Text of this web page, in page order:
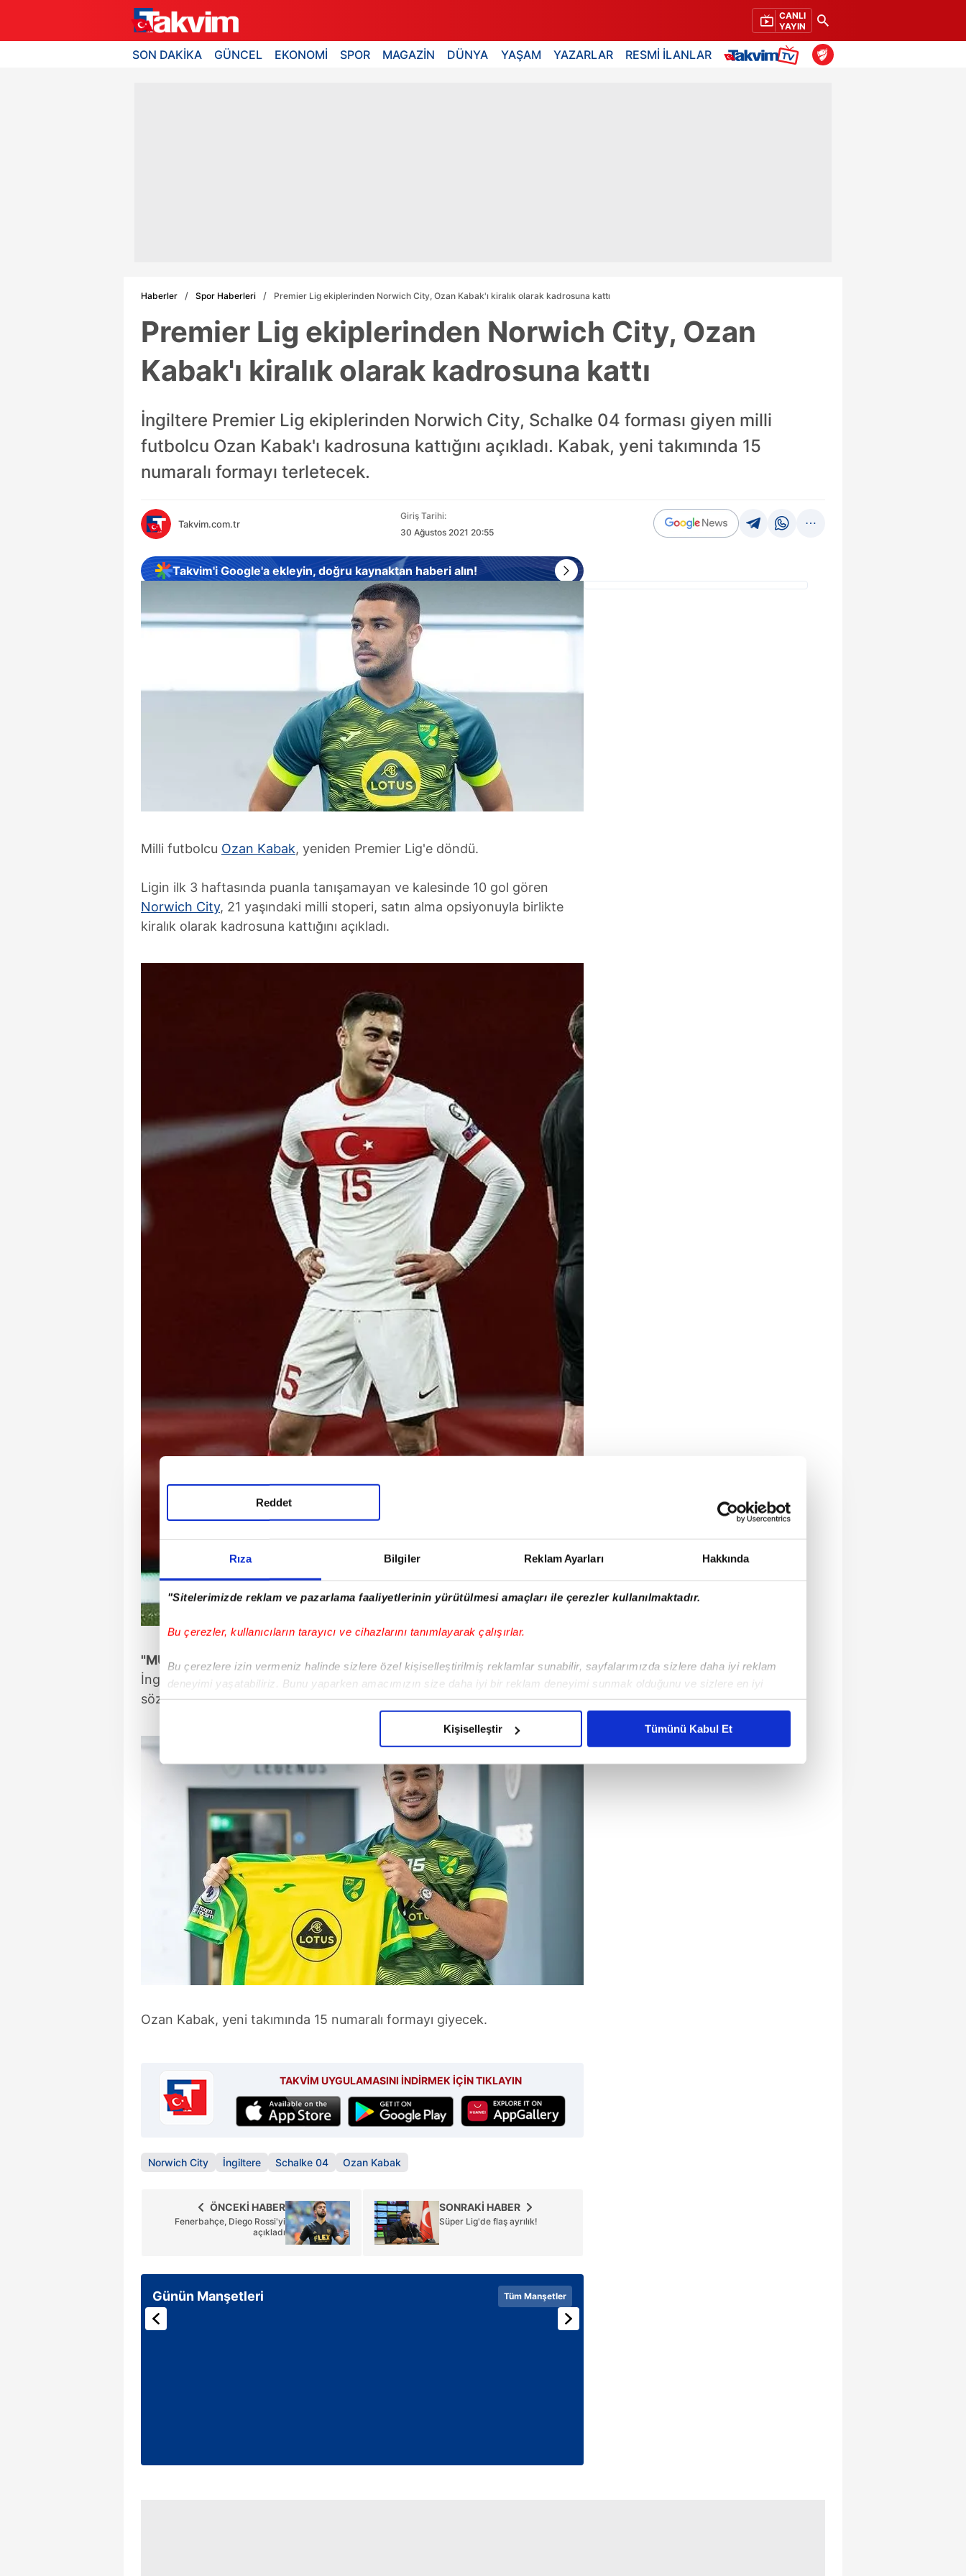
Rıza Bilgiler Reklam Ayarları Hakkında
"Sitelerimizde reklam ve pazarlama faaliyetlerinin yürütülmesi amaçları ile çerezler kullanılmaktadır.
Bu çerezler, kullanıcıların tarayıcı ve cihazlarını tanımlayarak çalışırlar.
Bu çerezlere izin vermeniz halinde sizlere özel kişiselleştirilmiş reklamlar sunabilir, sayfalarımızda sizlere daha iyi reklam
deneyimi yaşatabiliriz. Bunu yaparken amacımızın size daha iyi bir reklam deneyimi sunmak olduğunu ve sizlere en iyi
içerikleri sunabilmek adına elimizden gelen çabayı gösterdiğimizi ve bu noktada, reklamların maliyetlerimizi karşılamak
Sizlere daha iyi bir hizmet sunabilmek için İnternet Sitemizde kendimize ve üçüncü kişilere ait çerezler kullanılmaktadır. Bu
çerezler vasıtasıyla çeşitli kişisel verileriniz işlenmekte olup gerekli olan çerezler bilgi toplumu hizmetlerinin sunulması
amacıyla kullanılmaktadır. Diğer çerezler, sitemizin daha işlevsel kılınması ve kişiselleştirilmesi ve sizlere yönelik
reklam/pazarlama faaliyetlerinin yapılması, amaçlarıyla sınırlı olarak açık rızanız dahilinde kullanılacaktır.
Çerezlere ilişkin tercihlerinizi aşağıda yer alan panel vasıtasıyla belirleyebilirsiniz. Çerezlere ilişkin detaylı bilgi için Ayarlar
butonuna tıklayabilir,Çerez Bilgilendirme Metnimiziziyaret edebilirsiniz.
6698 sayılı Kişisel Verilerin Korunması Kanunu uyarınca hazırlanmış Aydınlatma Metnimizi okumak ve sitemizde ilgili
mevzuata uygun olarak kullanılan çerezlerle ilgili bilgi almak için lütfen
Reddet
Kişiselleştir Tümünü Kabul Et
CANLI
YAYIN
SON DAKİKA GÜNCEL EKONOMİ SPOR MAGAZİN DÜNYA YAŞAM YAZARLAR RESMİ İLANLAR
Haberler Spor Haberleri Premier Lig ekiplerinden Norwich City, Ozan Kabak'ı kiralık olarak kadrosuna kattı
Premier Lig ekiplerinden Norwich City, Ozan
Kabak'ı kiralık olarak kadrosuna kattı
İngiltere Premier Lig ekiplerinden Norwich City, Schalke 04 forması giyen milli
futbolcu Ozan Kabak'ı kadrosuna kattığını açıkladı. Kabak, yeni takımında 15
numaralı formayı terletecek.
Takvim.com.tr
Giriş Tarihi:
30 Ağustos 2021 20:55
Takvim'i Google'a ekleyin, doğru kaynaktan haberi alın!
Milli futbolcu Ozan Kabak, yeniden Premier Lig'e döndü.
Ligin ilk 3 haftasında puanla tanışamayan ve kalesinde 10 gol gören
Norwich City, 21 yaşındaki milli stoperi, satın alma opsiyonuyla birlikte
kiralık olarak kadrosuna kattığını açıkladı.
"MUTLULUK DUYUYORUZ"
İngiliz ekibinden yapılan açıklamada, "Ozan Kabak ile 1 yıllık kiralık olarak
sözleşme imzalamaktan mutluluk duyuyoruz" ifadeleri kullanıldı.
Ozan Kabak, yeni takımında 15 numaralı formayı giyecek.
TAKVİM UYGULAMASINI İNDİRMEK İÇİN TIKLAYIN
Norwich City İngiltere Schalke 04 Ozan Kabak
SONRAKİ HABER
Süper Lig'de flaş ayrılık!
ÖNCEKİ HABER
Fenerbahçe, Diego Rossi'yi
açıkladı
Günün Manşetleri Tüm Manşetler